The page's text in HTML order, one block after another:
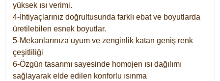
yüksek ısı verimi.
4-İhtiyaçlarınız doğrultusunda farklı ebat ve boyutlarda
üretilebilen esnek boyutlar.
5-Mekanlarınıza uyum ve zenginlik katan geniş renk
çeşitliliği
6-Özgün tasarımı sayesinde homojen ısı dağılımı
sağlayarak elde edilen konforlu ısınma